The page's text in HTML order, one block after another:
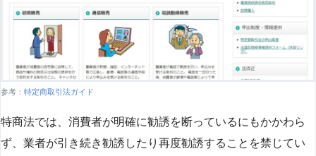
参考： 特定商取引法ガイド
特商法では、消費者が明確に勧誘を断っているにもかかわら
ず、業者が引き続き勧誘したり再度勧誘することを禁じてい